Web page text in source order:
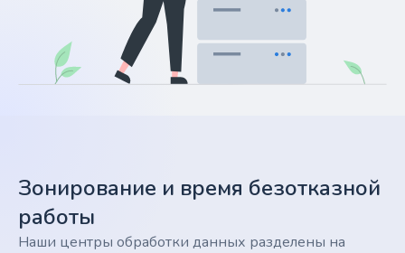
Зонирование и время безотказной
работы
Наши центры обработки данных разделены на